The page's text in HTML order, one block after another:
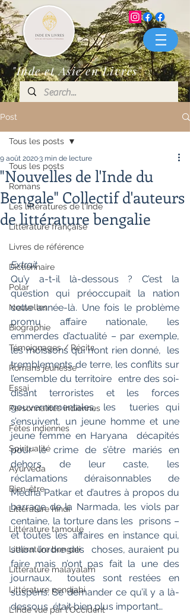
"Inde et Asie en Livres"
Post
Tous les posts
Romans
Les littératures de l'Inde
Littérature française
Livres de référence
Dictionnaire
Polar
Nouvelles
Biographie
Témoignages / Récits
Romans jeunesse
Essai
Personnalités indiennes
Fêtes indiennes
Spiritualité
Ayurveda
Bien-être
Littérature hindi
Littérature tamoule
Littérature bengali
Littérature malayalam
Littérature pendjabi
L'Inde vue par l'Occident
Tous les posts
"Nouvelles de l'Inde du
Bengale" Collectif d'auteurs
de littérature bengalie
9 août 20203 min de lecture
Extrait
Qu’y a-t-il là-dessous ? C’est la
question qui préoccupait la nation
cette année-là. Une fois le problème
promu affaire nationale, les
emmerdes d’actualité – par exemple,
les moissons qui n’ont rien donné,  les
tremblements de terre, les conflits sur
l’ensemble du territoire  entre des soi-
disant terroristes et les forces
gouvernementales, les  tueries qui
s’ensuivent, un jeune homme et une
jeune femme en Haryana  décapités
pour le crime de s’être mariés en
dehors de leur caste, les
réclamations déraisonnables de
Medha Patkar et d’autres à propos du
barrage de la Narmada, les viols par
centaine, la torture dans les  prisons –
et toutes les affaires en instance qui,
selon l’ordre des  choses, auraient pu
faire mais n’ont pas fait la une des
journaux,  toutes sont restées en
suspens. Se demander ce qu’il y a là-
dessous  était bien plus important…